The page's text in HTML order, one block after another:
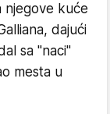
njegove kuće
dajući
sa "naci"
mesta u